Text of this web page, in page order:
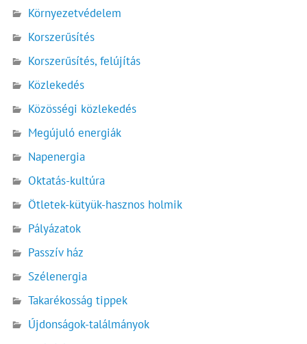
Környezetvédelem
Korszerűsítés
Korszerűsítés, felújítás
Közlekedés
Közösségi közlekedés
Megújuló energiák
Napenergia
Oktatás-kultúra
Ötletek-kütyük-hasznos holmik
Pályázatok
Passzív ház
Szélenergia
Takarékosság tippek
Újdonságok-találmányok